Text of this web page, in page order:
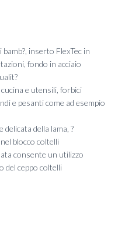
inserto FlexTec in
fondo in acciaio
e utensili, forbici
e pesanti come ad esempio
della lama, ?
blocco coltelli
consente un utilizzo
del ceppo coltelli